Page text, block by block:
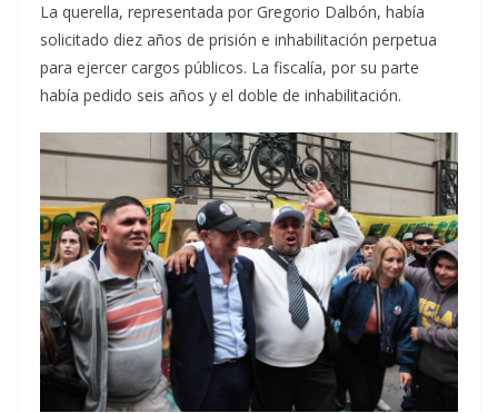
La querella, representada por Gregorio Dalbón, había
solicitado diez años de prisión e inhabilitación perpetua
para ejercer cargos públicos. La fiscalía, por su parte
había pedido seis años y el doble de inhabilitación.